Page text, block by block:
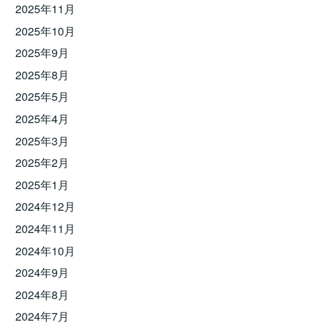
2025年11月
2025年10月
2025年9月
2025年8月
2025年5月
2025年4月
2025年3月
2025年2月
2025年1月
2024年12月
2024年11月
2024年10月
2024年9月
2024年8月
2024年7月